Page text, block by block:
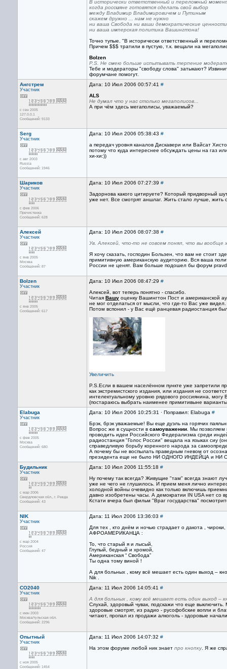
В исторически ответственный и переломный
когда россияне готовятся сделать свой выбор
между Владимир Владимировичем и Путиным
скажем дружно ... нам не нужно
ни ваша Свобода ни ваши демократические ценности
ни ваша имперская политика Вашингтона!
Точно тупые. "В исторически ответственный и
Причем $$$ тратили в пустую, т.к. вещали на
Bolzen
P.S. Не смею больше испытывать терпение
Тебе и модераторы "свободу слова" затыкают?
форумчане помогут.
Ангстрем
Участник
с сен 2005
127.0.0.1
Сообщений: 9133
Дата: 10 Июл 2006 00:57:41 #
ALS
Не думал что у нас столько мегаполисов...
А при чём здесь мегаполисы, уважаемый?
Serg
Участник
с авг 2003
Russia
Сообщений: 1946
Дата: 10 Июл 2006 05:38:43 #
а передач уровня каналов Дискавери или Вайсат
потому что куда интереснее обсуждать цены на газ
хи-хи:))
Шариков
Участник
с фев 2006
Пречистенка
Сообщений: 628
Дата: 10 Июл 2006 07:27:39 #
Задорнова какого цитируете? Который придворный
уже нет. Все смотрят аншлаг. Жить стало лучше, жить
Алексей
Участник
с янв 2005
Москва
Сообщений: 87
Дата: 10 Июл 2006 08:07:38 #
Ув. Алексей, что-то не совсем понял, что вы вообще
Я хочу сказать, господин Бользен, что вам не стоит
примитивную американскую аудиторию. Вся ваша
России не ценят. Вам больше подошел бы форум
Bolzen
Участник
с янв 2005
Сообщений: 617
Дата: 10 Июл 2006 08:47:29 #
Алексей, вот теперь понятно - спасибо.
Читая Вашу оценку Вашингтон Пост и американской
не мог отделаться от мысли, что где-то Вас уже видел.
Потом вспонил - у Вас ещё ранцевая радиостанция
Увеличить
P.S.Если в вашем населённом пункте уже запретили
как экстремистского издания, или издания не
интелектуальному уровню рядового россиянина, могу
(постараюсь выбрать наименее примитивыне
Elabuga
Участник
с фев 2005
Москва
Сообщений: 680
Дата: 10 Июл 2006 10:25:31 · Поправил: Elabuga #
Брэк, брэк уважаемые! Вы еще дуэль на горячих
Вопрос же в сущности в самоуважении . Мы
проводить идеи Российского Федерализма среди
радиостанция "Голос России" вещала на языках сиу
справедливую борьбу коренного народа за
А почему бы не воспылать праведным гневом от
президента еще не было НИ ОДНОГО ИНДЕЙЦА и НИ
Будильник
Участник
с мар 2006
Свердловская обл., г. Ревда
Сообщений: 43
Дата: 10 Июл 2006 11:55:18 #
Ну почему так всегда? Живущие "там" всегда знают
уже не чего не глушилось. И прием меня лично
холодной войны очевидно как только включишь
давно изобретены часы. А демократии IN USA нет со
Кстати вчера был фильм "Враг государства"
NIK
Участник
с мар 2004
Россия
Сообщений: 47
Дата: 11 Июл 2006 13:36:03 #
Для тех , кто днём и ночью страдает о дакота ,
АФРОАМЕРИКАНЦА :
То, что старый я и лысый,
Глупый, бедный и хромой,
Американская “ Свобода”
Ты одна тому виной !
А для больных , кому всё мешает есть один выход –
Nik .
CO2040
Участник
с июн 2003
Москва/тульская обл.
Сообщений: 2296
Дата: 11 Июл 2006 14:05:41 #
А для больных , кому всё мешает есть один выход –
Слухай, здоровый чувак, подскажи что еще
здоровые смотрят, из радио - русофобские вопли и
читают, пропал из продажи алкоголь - здоровые
Опытный
Участник
с ноя 2005
Сообщений: 1454
Дата: 11 Июл 2006 14:07:32 #
На этом форуме любой ник знает про кнопку. Я же